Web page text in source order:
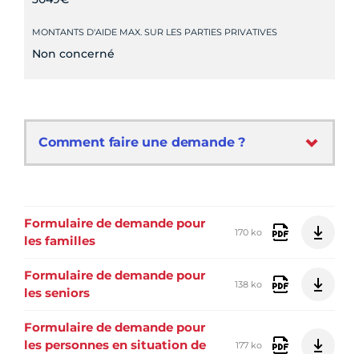
MONTANTS D'AIDE MAX. SUR LES PARTIES PRIVATIVES
Non concerné
Comment faire une demande ?
Formulaire de demande pour
les familles
170 ko
Formulaire de demande pour
les seniors
138 ko
Formulaire de demande pour
les personnes en situation de
177 ko